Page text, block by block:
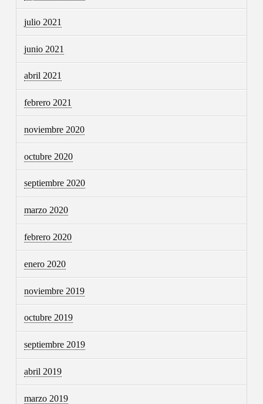
julio 2021
junio 2021
abril 2021
febrero 2021
noviembre 2020
octubre 2020
septiembre 2020
marzo 2020
febrero 2020
enero 2020
noviembre 2019
octubre 2019
septiembre 2019
abril 2019
marzo 2019